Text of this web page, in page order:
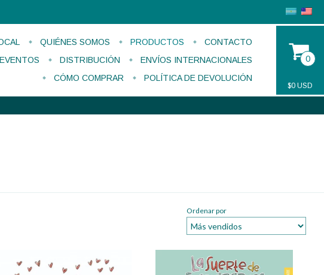
QUIÉNES SOMOS PRODUCTOS
CONTACTO
EVENTOS DISTRIBUCIÓN
ENVÍOS INTERNACIONALES
CÓMO COMPRAR
POLÍTICA DE DEVOLUCIÓN
0
$0 USD
Ordenar por